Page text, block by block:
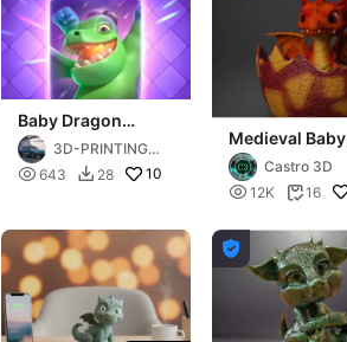
Baby Dragon
#ClashRoyale
3D-PRINTING
GURU
 643  28 10
Medieval Baby
DragonCastro 3D
 12K 16
